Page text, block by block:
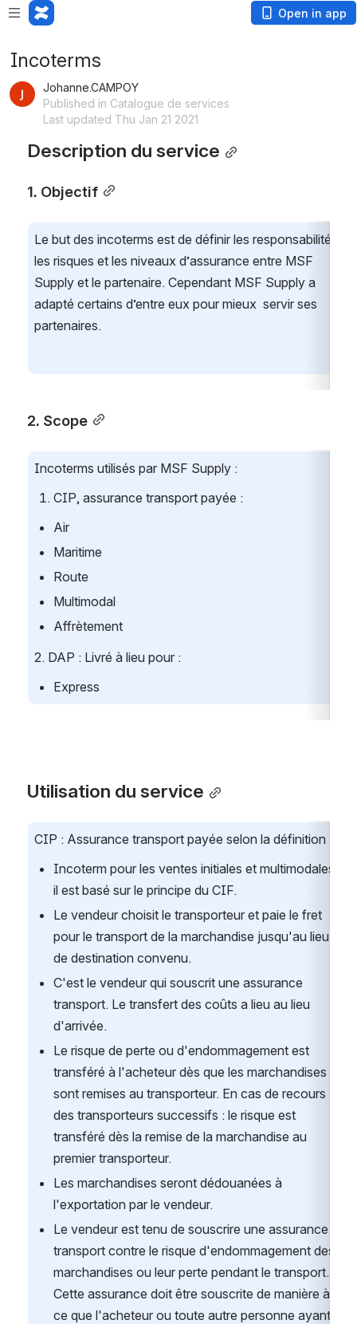
Open in app
Incoterms
Johanne.CAMPOY
Published in Catalogue de services
Last updated Thu Jan 21 2021
Description du service
1. Objectif
Le but des incoterms est de définir les responsabilités,
les risques et les niveaux d’assurance entre MSF
Supply et le partenaire. Cependant MSF Supply a
adapté certains d’entre eux pour mieux  servir ses
partenaires.
2. Scope
Incoterms utilisés par MSF Supply :
CIP, assurance transport payée :
Air
Maritime
Route
Multimodal
Affrètement
2. DAP : Livré à lieu pour :
Express
Utilisation du service
CIP : Assurance transport payée selon la définition
Incoterm pour les ventes initiales et multimodales,
il est basé sur le principe du CIF.
Le vendeur choisit le transporteur et paie le fret
pour le transport de la marchandise jusqu'au lieu
de destination convenu.
C'est le vendeur qui souscrit une assurance
transport. Le transfert des coûts a lieu au lieu
d'arrivée.
Le risque de perte ou d'endommagement est
transféré à l'acheteur dès que les marchandises
sont remises au transporteur. En cas de recours à
des transporteurs successifs : le risque est
transféré dès la remise de la marchandise au
premier transporteur.
Les marchandises seront dédouanées à
l'exportation par le vendeur.
Le vendeur est tenu de souscrire une assurance
transport contre le risque d'endommagement des
marchandises ou leur perte pendant le transport.
Cette assurance doit être souscrite de manière à
ce que l'acheteur ou toute autre personne ayant